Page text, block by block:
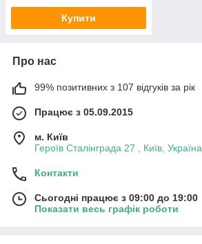
Купити
Про нас
99% позитивних з 107 відгуків за рік
Працює з 05.09.2015
м. Київ
Героїв Сталінграда 27 , Київ, Україна
Контакти
Сьогодні працює з 09:00 до 19:00
Показати весь графік роботи